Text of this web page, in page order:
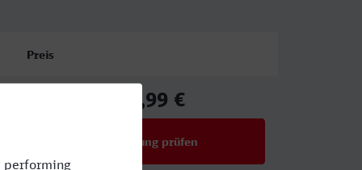
Preis
97,99 €
Verbindung prüfen